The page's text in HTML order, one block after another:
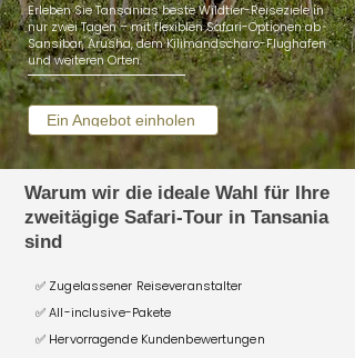
Erleben Sie Tansanias beste Wildtier-Reiseziele in
nur zwei Tagen – mit flexiblen Safari-Optionen ab
Sansibar, Arusha, dem Kilimandscharo-Flughafen
und weiteren Orten.
Ein Angebot einholen
Warum wir die ideale Wahl für Ihre
zweitägige Safari-Tour in Tansania
sind
✅ Zugelassener Reiseveranstalter
✅ All-inclusive-Pakete
✅ Hervorragende Kundenbewertungen